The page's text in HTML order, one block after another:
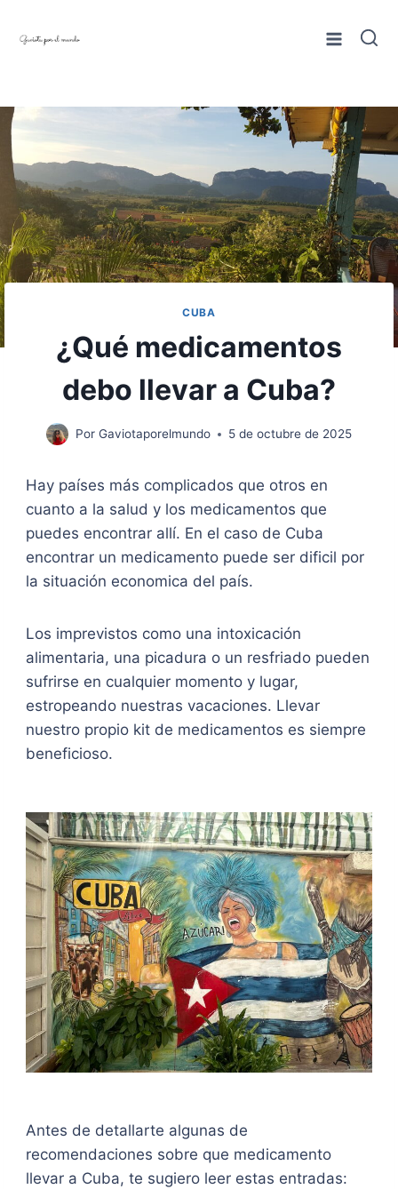
CUBA
¿Qué medicamentos
debo llevar a Cuba?
Por Gaviotaporelmundo 5 de octubre de 2025
Hay países más complicados que otros en
cuanto a la salud y los medicamentos que
puedes encontrar allí. En el caso de Cuba
encontrar un medicamento puede ser dificil por
la situación economica del país.
Los imprevistos como una intoxicación
alimentaria, una picadura o un resfriado pueden
sufrirse en cualquier momento y lugar,
estropeando nuestras vacaciones. Llevar
nuestro propio kit de medicamentos es siempre
beneficioso.
Antes de detallarte algunas de
recomendaciones sobre que medicamento
llevar a Cuba, te sugiero leer estas entradas: